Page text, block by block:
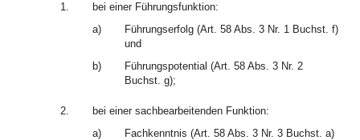
1.
bei einer Führungsfunktion:
a)
Führungserfolg (Art. 58 Abs. 3 Nr. 1 Buchst. f)
und
b)
Führungspotential (Art. 58 Abs. 3 Nr. 2
Buchst. g);
2.
bei einer sachbearbeitenden Funktion:
a)
Fachkenntnis (Art. 58 Abs. 3 Nr. 3 Buchst. a)